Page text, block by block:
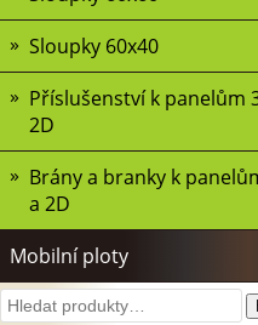
Sloupky 60x40
Příslušenství k panelům
2D
Brány a branky k
a 2D
Mobilní ploty
Hledat: